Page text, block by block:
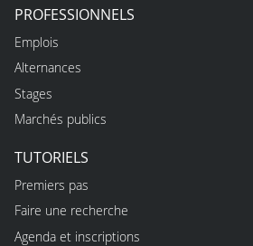
PROFESSIONNELS
Emplois
Alternances
Stages
Marchés publics
TUTORIELS
Premiers pas
Faire une recherche
Agenda et inscriptions